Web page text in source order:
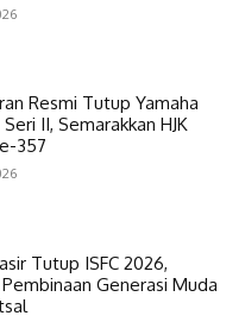
Resmi Tutup Yamaha
II, Semarakkan HJK
357
Tutup ISFC 2026,
Generasi Muda